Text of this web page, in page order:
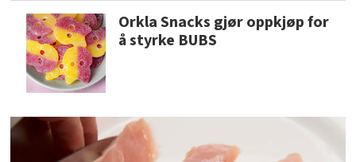
Orkla Snacks gjør oppkjøp for
å styrke BUBS